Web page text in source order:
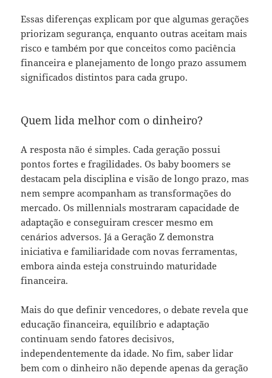
Essas diferenças explicam por que algumas gerações
priorizam segurança, enquanto outras aceitam mais
risco e também por que conceitos como paciência
financeira e planejamento de longo prazo assumem
significados distintos para cada grupo.
Quem lida melhor com o dinheiro?
A resposta não é simples. Cada geração possui
pontos fortes e fragilidades. Os baby boomers se
destacam pela disciplina e visão de longo prazo, mas
nem sempre acompanham as transformações do
mercado. Os millennials mostraram capacidade de
adaptação e conseguiram crescer mesmo em
cenários adversos. Já a Geração Z demonstra
iniciativa e familiaridade com novas ferramentas,
embora ainda esteja construindo maturidade
financeira.
Mais do que definir vencedores, o debate revela que
educação financeira, equilíbrio e adaptação
continuam sendo fatores decisivos,
independentemente da idade. No fim, saber lidar
bem com o dinheiro não depende apenas da geração